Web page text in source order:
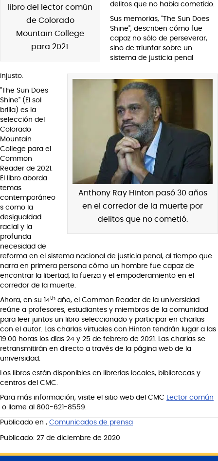
libro del lector común
de Colorado
Mountain College
para 2021.
delitos que no había cometido.
Anthony Ray Hinton pasó 30 años
en el corredor de la muerte por
delitos que no cometió.
Sus memorias, "The Sun Does
Shine", describen cómo fue
capaz no sólo de perseverar,
sino de triunfar sobre un
sistema de justicia penal
injusto.
"The Sun Does
Shine" (El sol
brilla) es la
selección del
Colorado
Mountain
College para el
Common
Reader de 2021.
El libro aborda
temas
contemporáneo
s como la
desigualdad
racial y la
profunda
necesidad de
reforma en el sistema nacional de justicia penal, al tiempo que
narra en primera persona cómo un hombre fue capaz de
encontrar la libertad, la fuerza y el empoderamiento en el
corredor de la muerte.
Ahora, en su 14th año, el Common Reader de la universidad
reúne a profesores, estudiantes y miembros de la comunidad
para leer juntos un libro seleccionado y participar en charlas
con el autor. Las charlas virtuales con Hinton tendrán lugar a las
19.00 horas los días 24 y 25 de febrero de 2021. Las charlas se
retransmitirán en directo a través de la página web de la
universidad.
Los libros están disponibles en librerías locales, bibliotecas y
centros del CMC.
Para más información, visite el sitio web del CMC Lector común
o llame al 800-621-8559.
Publicado en , Comunicados de prensa
Publicado: 27 de diciembre de 2020